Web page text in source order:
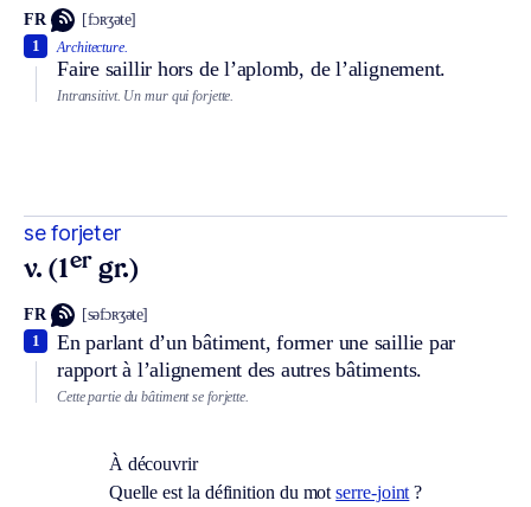
FR [fɔʀʒəte]
Architecture.
Faire saillir hors de l’aplomb, de l’alignement.
1
Intransitivt. Un mur qui forjette.
se forjeter
v. (1er gr.)
FR [səfɔʀʒəte]
En parlant d’un bâtiment, former une saillie par
rapport à l’alignement des autres bâtiments.
1
Cette partie du bâtiment se forjette.
À découvrir
Quelle est la définition du motserre-joint ?